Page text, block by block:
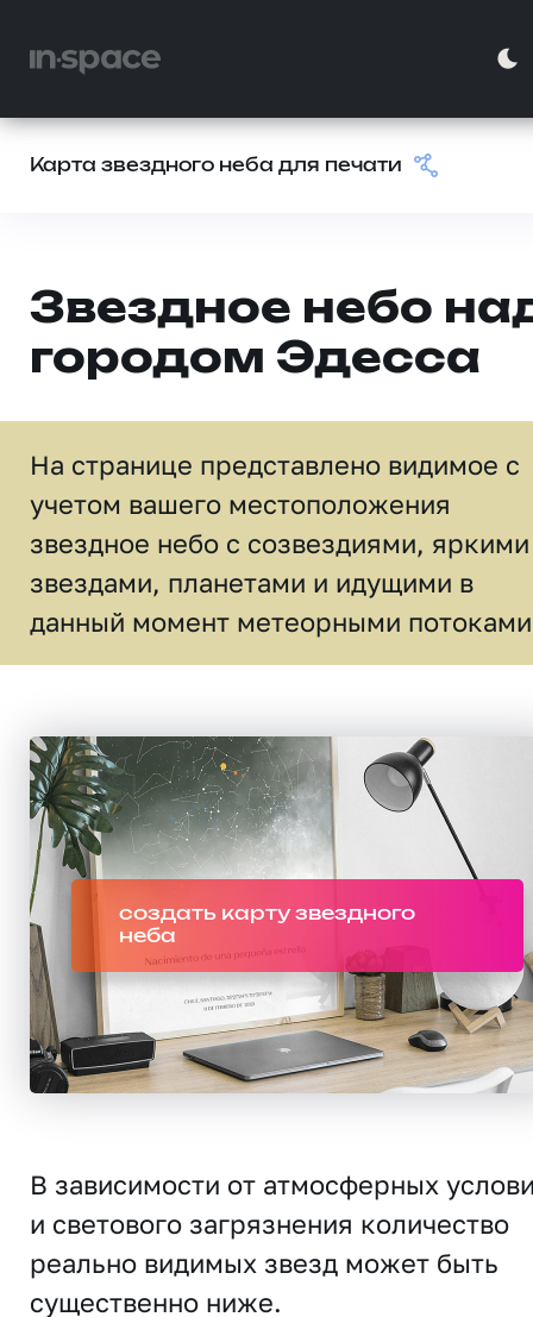
Карта звездного неба для печати
Звездное небо
городом Эдесса
На странице представлено видимое c
учетом вашего местоположения
звездное небо c созвездиями, яркими
звездами, планетами и идущими в
данный момент метеорными
создать карту звездного
неба
В зависимости от атмосферных
и светового загрязнения количество
реально видимых звезд может быть
существенно ниже.